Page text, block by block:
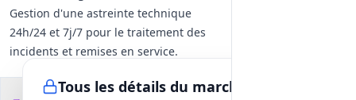
Gestion d'une astreinte technique
24h/24 et 7j/7 pour le traitement des
incidents et remises en service.
cas de risque ou d'incident majeur.
Tous les détails du marché
Documents du